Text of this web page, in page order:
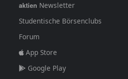
aktien Newsletter
Studentische Börsenclubs
Forum
App Store
Google Play